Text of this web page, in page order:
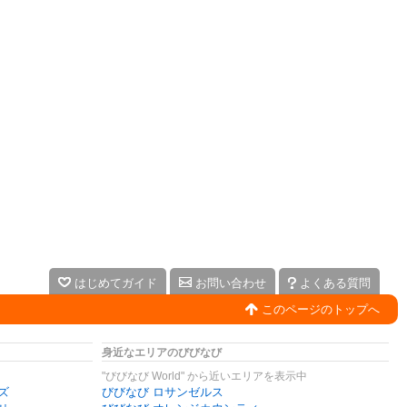
はじめてガイド お問い合わせ
よくある質問
このページのトップへ
身近なエリアのびびなび
"びびなび World" から近いエリアを表示中
びびなび ロサンゼルス